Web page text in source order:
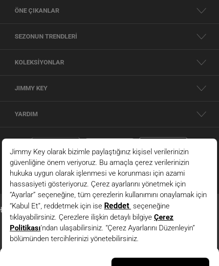
ÖNE ÇIKANLAR
SEZONUN TRENDLERİ
KOLEKSİYONLAR
JIMMY KEY
YARDIM
Kahverengi Bol Paça Normal Bel Uzun Dokuma Pantolon